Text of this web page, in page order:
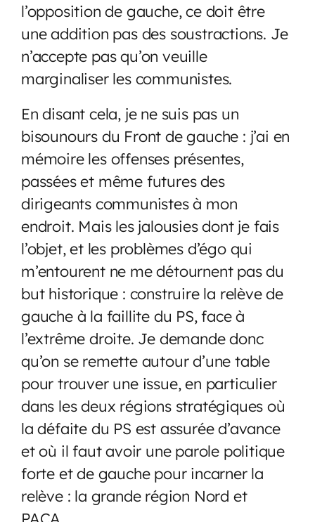
l’opposition de gauche, ce doit être
une addition pas des soustractions. Je
n’accepte pas qu’on veuille
marginaliser les communistes.
En disant cela, je ne suis pas un
bisounours du Front de gauche : j’ai en
mémoire les offenses présentes,
passées et même futures des
dirigeants communistes à mon
endroit. Mais les jalousies dont je fais
l’objet, et les problèmes d’égo qui
m’entourent ne me détournent pas du
but historique : construire la relève de
gauche à la faillite du PS, face à
l’extrême droite. Je demande donc
qu’on se remette autour d’une table
pour trouver une issue, en particulier
dans les deux régions stratégiques où
la défaite du PS est assurée d’avance
et où il faut avoir une parole politique
forte et de gauche pour incarner la
relève : la grande région Nord et
PACA.